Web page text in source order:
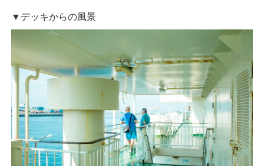
▼デッキからの風景